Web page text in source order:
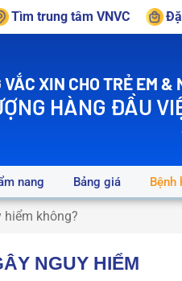
Tìm trung tâm VNVC
XIN CHO TRẺ EM &
HÀNG ĐẦU
nang Bảng giá Bệnh
không?
NGUY HIỂM